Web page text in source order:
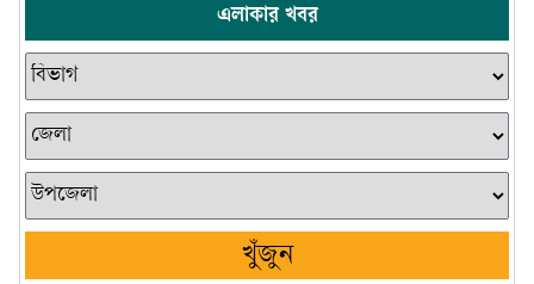
এলাকার খবর
খুঁজুন